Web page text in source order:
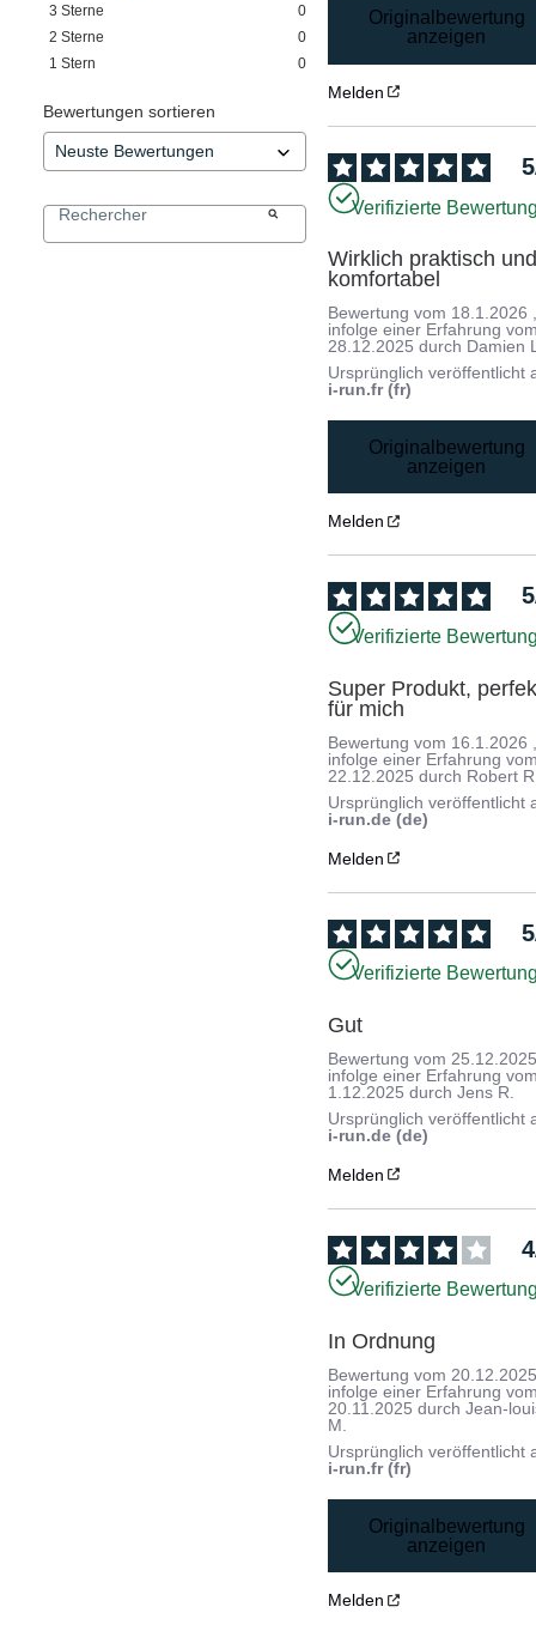
3 Sterne
0
2 Sterne
0
1 Stern 0
Bewertungen sortieren
Originalbewertung
anzeigen
Melden
5
Verifizierte
Wirklich praktisch
komfortabel
Bewertung vom 18.1.2026
infolge einer Erfahrung
28.12.2025 durch Damien
Ursprünglich veröffentlicht
i-run.fr (fr)
Originalbewertung
anzeigen
Melden
5
Verifizierte
Super Produkt,
für mich
Bewertung vom 16.1.2026
infolge einer Erfahrung
22.12.2025 durch Robert
Ursprünglich veröffentlicht
i-run.de (de)
Melden
5
Verifizierte
Gut
Bewertung vom
infolge einer Erfahrung
1.12.2025 durchJens R.
Ursprünglich veröffentlicht
i-run.de (de)
Melden
4
Verifizierte
In Ordnung
Bewertung vom
infolge einer Erfahrung
20.11.2025 durchJean-
M.
Ursprünglich veröffentlicht
i-run.fr (fr)
Originalbewertung
anzeigen
Melden